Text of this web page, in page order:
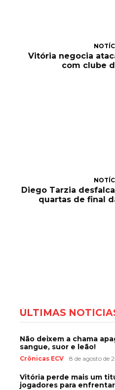
Vitória negocia
com clube
Diego Tarzia
quartas de final
ÚLTIMAS
Não deixem a chama
sangue, suor e leão!
Crônicas ECV 8 de agosto de
Vitória perde mais um
jogadores para